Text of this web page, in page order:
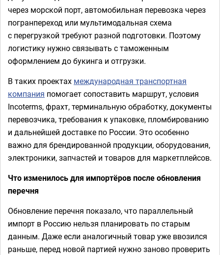
через морской порт, автомобильная перевозка через
погранпереход или мультимодальная схема
с перегрузкой требуют разной подготовки. Поэтому
логистику нужно связывать с таможенным
оформлением до букинга и отгрузки.
В таких проектах международная транспортная
компания помогает сопоставить маршрут, условия
Incoterms, фрахт, терминальную обработку, документы
перевозчика, требования к упаковке, пломбированию
и дальнейшей доставке по России. Это особенно
важно для брендированной продукции, оборудования,
электроники, запчастей и товаров для маркетплейсов.
Что изменилось для импортёров после обновления
перечня
Обновление перечня показало, что параллельный
импорт в Россию нельзя планировать по старым
данным. Даже если аналогичный товар уже ввозился
раньше, перед новой партией нужно заново проверить